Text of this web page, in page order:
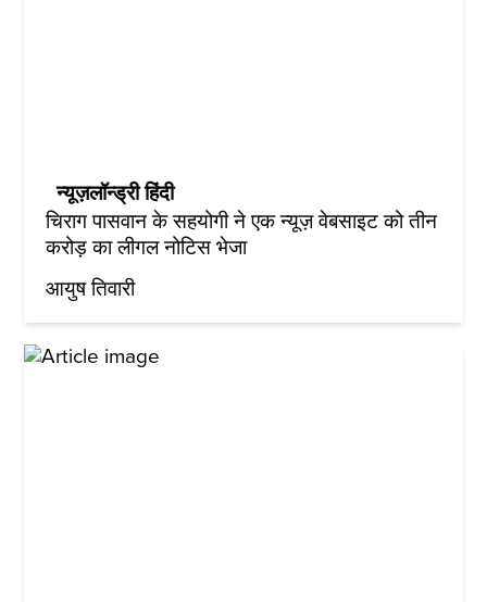
न्यूज़लॉन्ड्री हिंदी
चिराग पासवान के सहयोगी ने एक न्यूज़ वेबसाइट को तीन
करोड़ का लीगल नोटिस भेजा
आयुष तिवारी